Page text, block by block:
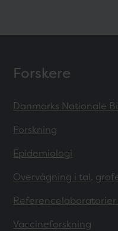
Forskere
Danmarks Nationale
Forskning
Epidemiologi
Overvågning i tal,
Referencelaboratorier
Vaccineforskning